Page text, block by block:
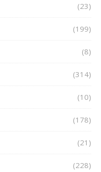
(23)
(199)
(8)
(314)
(10)
(178)
(21)
(228)